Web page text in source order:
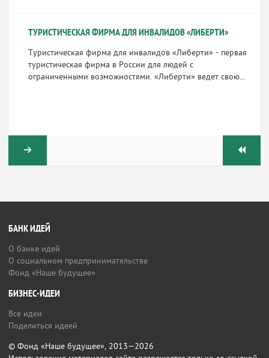
ТУРИСТИЧЕСКАЯ ФИРМА ДЛЯ ИНВАЛИДОВ «ЛИБЕРТИ»
Туристическая фирма для инвалидов «Либерти» - первая
туристическая фирма в России для людей с
ограниченными возможностями. «Либерти» ведет свою...
БАНК ИДЕЙ
О банке идей
О социальном предпринимательстве
Фонд «Наше будущее»
БИЗНЕС-ИДЕИ
Все идеи
Поделиться идеей
© Фонд «Наше будущее», 2013—2026